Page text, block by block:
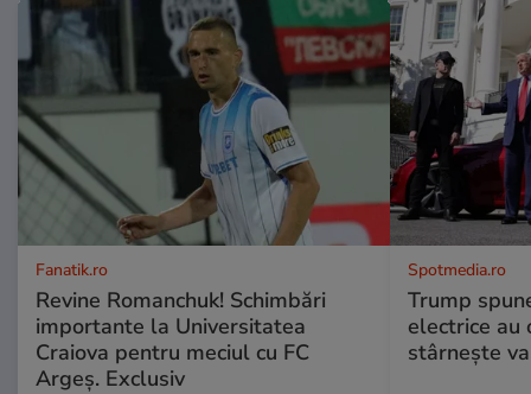
Fanatik.ro
Revine Romanchuk! Schimbări
importante la Universitatea
Craiova pentru meciul cu FC
Argeş. Exclusiv
Spotmedia.ro
Trump
electrice au
stârnește